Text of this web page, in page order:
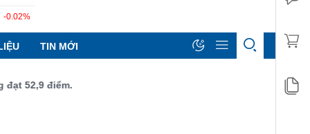
-0.02%
TIN MỚI
điểm.